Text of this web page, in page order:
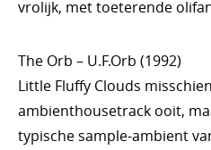
vrolijk, met toeterende
The Orb – U.F.Orb (1992)
Little Fluffy Clouds
ambienthousetrack ooit,
typische sample-ambient